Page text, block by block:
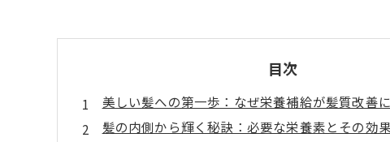
目次
美しい髪への第一歩：なぜ栄養補給が髪質改善
髪の内側から輝く秘訣：必要な栄養素とその効